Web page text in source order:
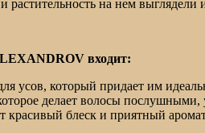
растительность на нем выглядели
входит:
усов, который придает им
делает волосы
красивый блеск и приятный